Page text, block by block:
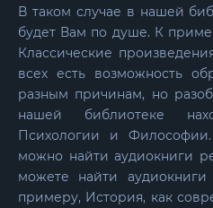
В таком случае в нашей
будет Вам по душе. К
Классические
всех есть возможность
разным причинам, но
нашей библиотеке
Психологии и
можно найти аудиокниги
можете найти
примеру, История, как